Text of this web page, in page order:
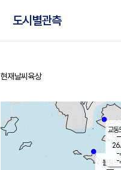
도시별관측
홈
현재날씨 육상
볼음도
교동
-
-